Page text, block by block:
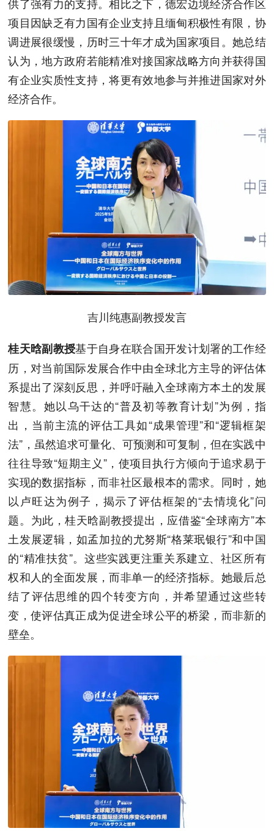
项目因缺乏有力国有企业支持且缅甸积极性有限，协
调进展很缓慢，历时三十年才成为国家项目。她总结
认为，地方政府若能精准对接国家战略方向并获得国
有企业实质性支持，将更有效地参与并推进国家对外
经济合作。
吉川纯惠副教授发言
桂天晗副教授基于自身在联合国开发计划署的工作经
历，对当前国际发展合作中由全球北方主导的评估体
系提出了深刻反思，并呼吁融入全球南方本土的发展
智慧。她以乌干达的“普及初等教育计划”为例，指
出，当前主流的评估工具如“成果管理”和“逻辑框架
法”，虽然追求可量化、可预测和可复制，但在实践中
往往导致“短期主义”，使项目执行方倾向于追求易于
实现的数据指标，而非社区最根本的需求。同时，她
以卢旺达为例子，揭示了评估框架的“去情境化”问
题。为此，桂天晗副教授提出，应借鉴“全球南方”本
土发展逻辑，如孟加拉的尤努斯“格莱珉银行”和中国
的“精准扶贫”。这些实践更注重关系建立、社区所有
权和人的全面发展，而非单一的经济指标。她最后总
结了评估思维的四个转变方向，并希望通过这些转
变，使评估真正成为促进全球公平的桥梁，而非新的
壁垒。